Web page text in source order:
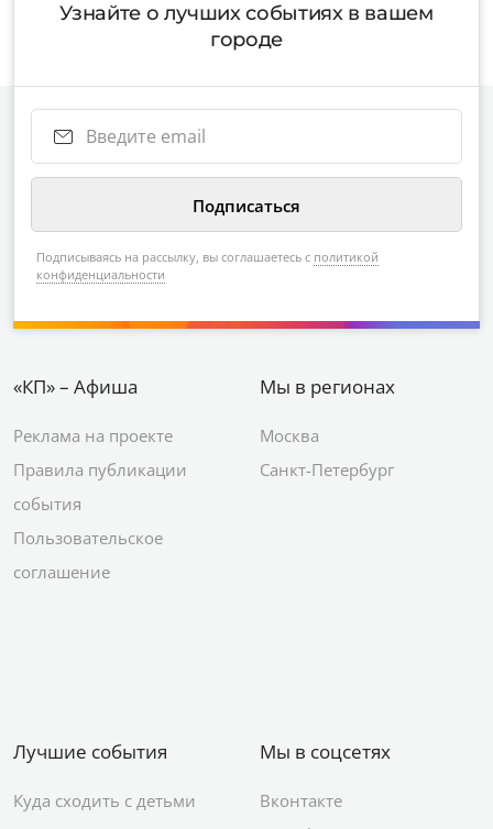
Узнайте о лучших событиях в вашем
городе
Подписываясь на рассылку, вы соглашаетесь с политикой
конфиденциальности
«КП» – Афиша
Реклама на проекте
Правила публикации
события
Пользовательское
соглашение
Мы в регионах
Москва
Санкт-Петербург
Лучшие события
Куда сходить с детьми
Мы в соцсетях
Вконтакте